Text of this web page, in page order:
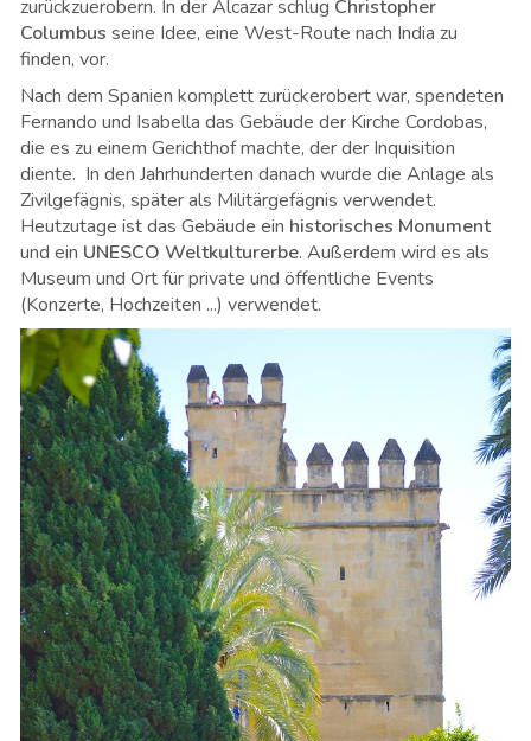
zurückzuerobern. In der Alcazar schlug Christopher
Columbus seine Idee, eine West-Route nach India zu
finden, vor.
Nach dem Spanien komplett zurückerobert war, spendeten
Fernando und Isabella das Gebäude der Kirche Cordobas,
die es zu einem Gerichthof machte, der der Inquisition
diente. In den Jahrhunderten danach wurde die Anlage als
Zivilgefägnis, später als Militärgefägnis verwendet.
Heutzutage ist das Gebäude ein historisches Monument
und ein UNESCO Weltkulturerbe. Außerdem wird es als
Museum und Ort für private und öffentliche Events
(Konzerte, Hochzeiten ...) verwendet.